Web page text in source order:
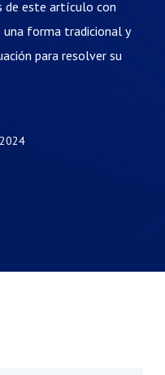
de este artículo con
una forma tradicional y
para resolver su